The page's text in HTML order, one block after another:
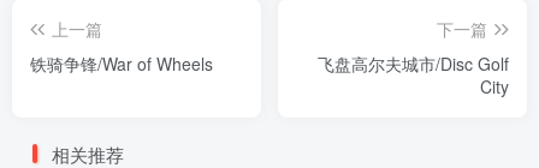
上一篇
铁骑争锋/War of Wheels
下一篇
飞盘高尔夫城市/Disc Golf
City
相关推荐